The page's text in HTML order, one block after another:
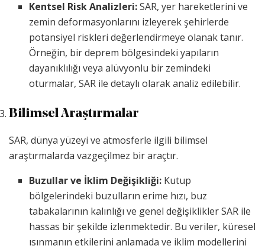
Kentsel Risk Analizleri:SAR, yer hareketlerini ve
zemin deformasyonlarını izleyerek şehirlerde
potansiyel riskleri değerlendirmeye olanak tanır.
Örneğin, bir deprem bölgesindeki yapıların
dayanıklılığı veya alüvyonlu bir zemindeki
oturmalar, SAR ile detaylı olarak analiz edilebilir.
Bilimsel Araştırmalar
SAR, dünya yüzeyi ve atmosferle ilgili bilimsel
araştırmalarda vazgeçilmez bir araçtır.
Buzullar ve İklim Değişikliği: Kutup
bölgelerindeki buzulların erime hızı, buz
tabakalarının kalınlığı ve genel değişiklikler SAR ile
hassas bir şekilde izlenmektedir. Bu veriler, küresel
ısınmanın etkilerini anlamada ve iklim modellerini